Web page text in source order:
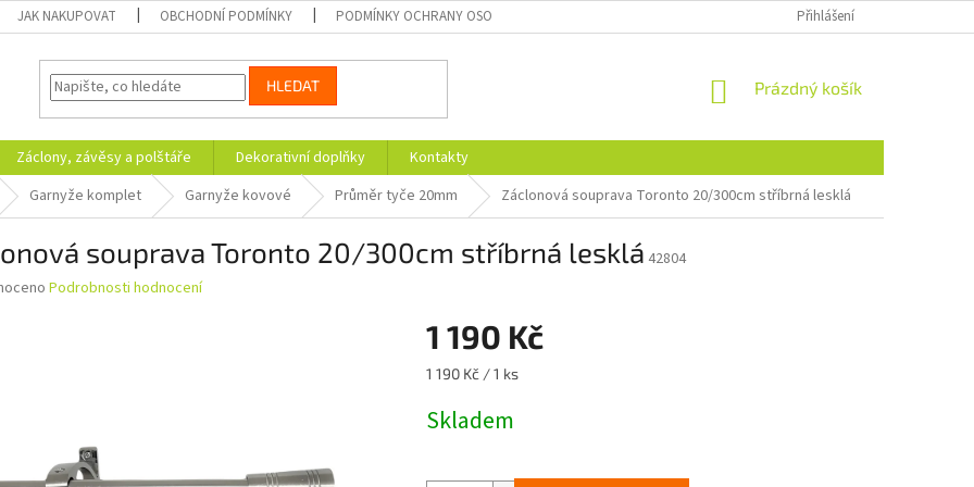
JAK NAKUPOVAT OBCHODNÍ PODMÍNKY PODMÍNKY OCHRANY OSOBNÍCH ÚDAJŮ FORMULÁŘ PRO
Přihlášení
HLEDAT
NÁKUPNÍ
Prázdný košík
Záclony, závěsy a polštáře Dekorativní doplňky
Kontakty
Garnyže komplet Garnyže kovové Průměr tyče 20mm Záclonová souprava Toronto 20/300cm stříbrná lesklá
souprava Toronto 20/300cm stříbrná lesklá 42804
Podrobnosti hodnocení
1 190 Kč
Měrná
1 190 Kč / 1 ks
Skladem